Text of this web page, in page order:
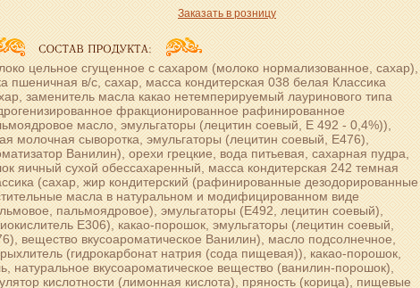
Заказать в розницу
цельное сгущенное с сахаром (молоко нормализованное, сахар),
пшеничная в/с, сахар, масса кондитерская 038 белая Классика
заменитель масла какао нетемперируемый лауринового типа
фракционированное рафинированное
масло, эмульгаторы (лецитин соевый, Е 492 - 0,4%)),
молочная сыворотка, эмульгаторы (лецитин соевый, Е476),
Ванилин), орехи грецкие, вода питьевая, сахарная пудра,
яичный сухой обессахаренный, масса кондитерская 242 темная
(сахар, жир кондитерский (рафинированные дезодорированные
масла в натуральном и модифицированном виде
пальмоядровое), эмульгаторы (Е492, лецитин соевый),
Е306), какао-порошок, эмульгаторы (лецитин соевый,
вещество вкусоароматическое Ванилин), масло подсолнечное,
(гидрокарбонат натрия (сода пищевая)), какао-порошок,
натуральное вкусоароматическое вещество (ванилин-порошок),
кислотности (лимонная кислота), пряность (корица), пищевые